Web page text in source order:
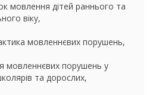
мовлення дітей раннього та
віку,
мовленнєвих порушень,
мовленнєвих порушень у
та дорослих,